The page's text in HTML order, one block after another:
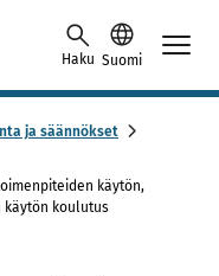
Haku Suomi
ja säännökset
käytön,
käytön koulutus